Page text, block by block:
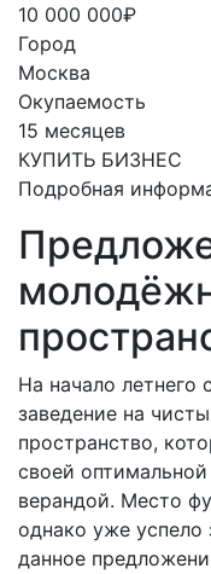
10 000 000₽
Город
Москва
Окупаемость
15 месяцев
КУПИТЬ БИЗНЕС
Подробная
На начало летнего
заведение на
пространство,
своей
верандой. Место
однако уже успело
данное